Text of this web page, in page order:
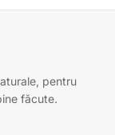
pentru
făcute.